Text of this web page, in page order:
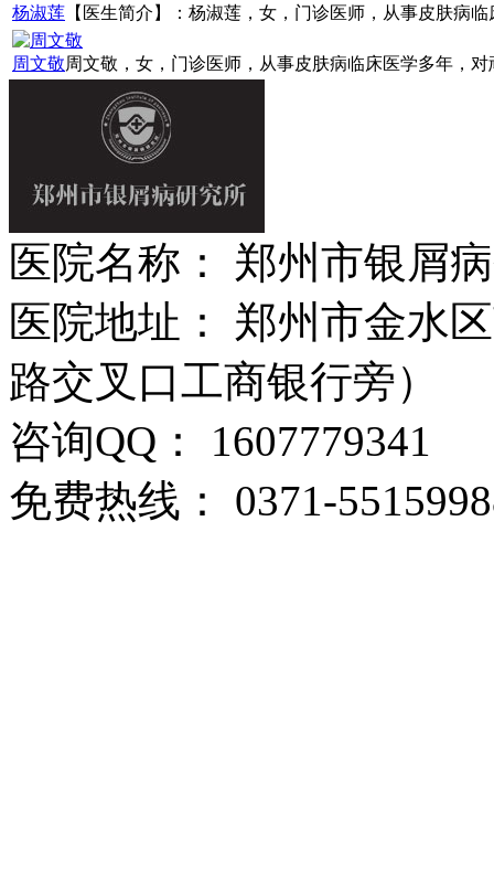
杨淑莲 【医生简介】：杨淑莲，女，门诊医师，从事皮肤病
周文敬周文敬，女，门诊医师，从事皮肤病临床医学多年，对
医院名称： 郑州市银屑
医院地址： 郑州市金水
路交叉口工商银行旁）
咨询QQ： 1607779341
免费热线： 0371-